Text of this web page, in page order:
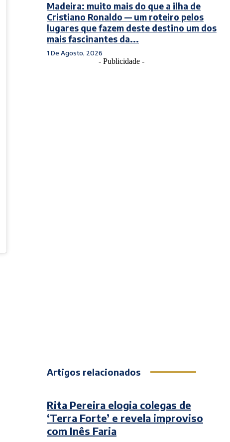
Madeira: muito mais do que a ilha de
Cristiano Ronaldo — um roteiro pelos
lugares que fazem deste destino um dos
mais fascinantes da...
1 De Agosto, 2026
- Publicidade -
Artigos relacionados
Rita Pereira elogia colegas de
‘Terra Forte’ e revela improviso
com Inês Faria